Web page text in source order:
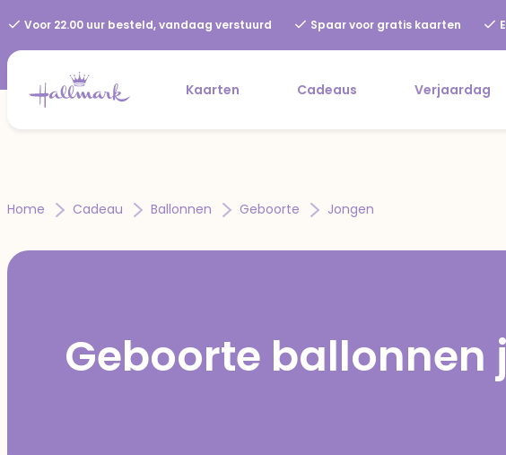
Voor 22.00 uur besteld, vandaag verstuurd Spaar voor gratis kaarten
Kaarten Cadeaus Verjaardag
Home Cadeau Ballonnen Geboorte Jongen
Geboorte ballonnen